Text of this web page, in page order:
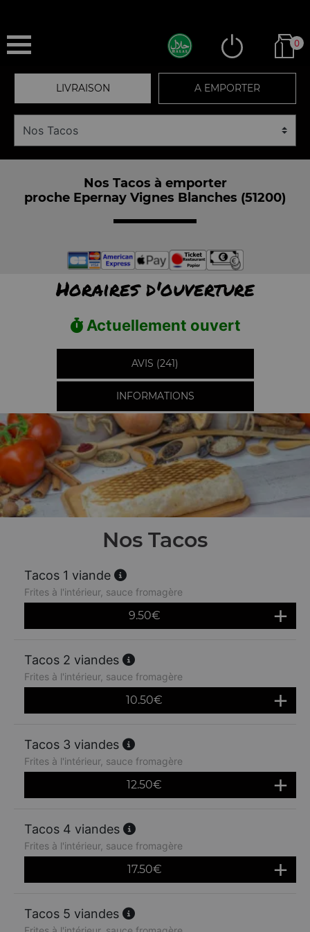
0
LIVRAISON A EMPORTER
Nos Tacos à emporter
proche Epernay Vignes Blanches (51200)
Horaires d'ouverture
Actuellement ouvert
AVIS (241)
INFORMATIONS
Nos Tacos
Tacos 1 viande
Frites à l'intérieur, sauce fromagère
9.50€
Tacos 2 viandes
Frites à l'intérieur, sauce fromagère
10.50€
Tacos 3 viandes
Frites à l'intérieur, sauce fromagère
12.50€
Tacos 4 viandes
Frites à l'intérieur, sauce fromagère
17.50€
Tacos 5 viandes